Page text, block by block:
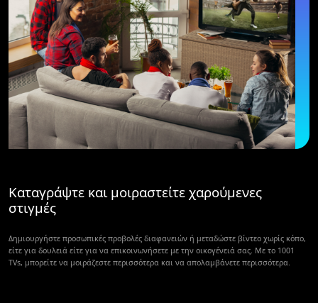
Καταγράψτε και μοιραστείτε χαρούμενες
στιγμές
Δημιουργήστε προσωπικές προβολές διαφανειών ή μεταδώστε βίντεο χωρίς κόπο,
είτε για δουλειά είτε για να επικοινωνήσετε με την οικογένειά σας. Με το 1001
TVs, μπορείτε να μοιράζεστε περισσότερα και να απολαμβάνετε περισσότερα.